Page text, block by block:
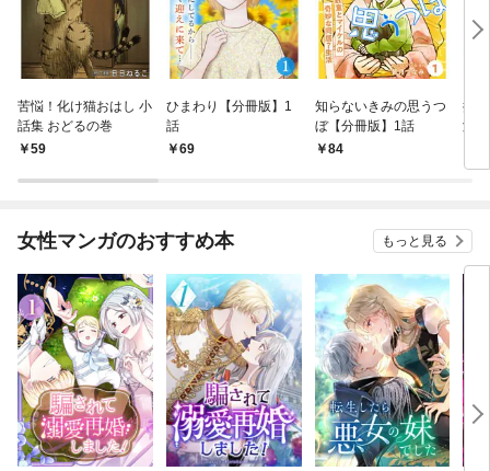
苦悩！化け猫おはし 小
話集 おどるの巻
59
ひまわり【分冊版】1
話
69
知らないきみの思うつ
ぼ【分冊版】1話
84
推
激
女性マンガのおすすめ本 もっと見る